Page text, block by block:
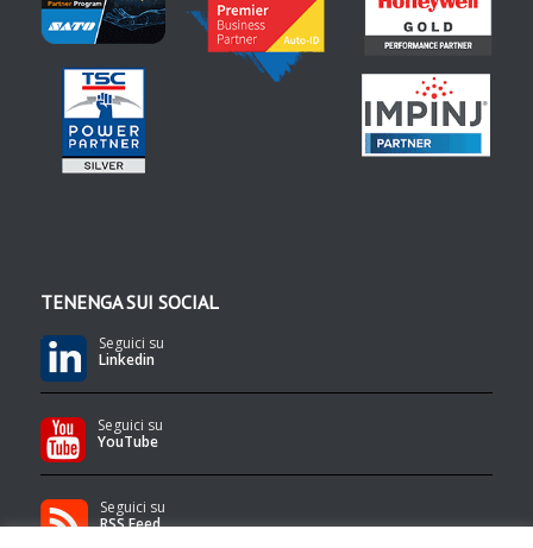
TENENGA SUI SOCIAL
Seguici su
Linkedin
Seguici su
YouTube
Seguici su
RSS Feed